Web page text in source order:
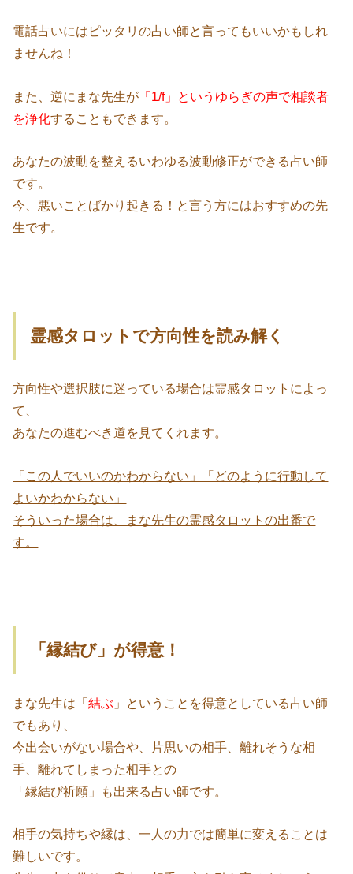
電話占いにはピッタリの占い師と言ってもいいかもしれ
ませんね！
また、逆にまな先生が 「1/f」というゆらぎの声で相談者
を浄化することもできます。
あなたの波動を整えるいわゆる波動修正ができる占い師
です。
今、悪いことばかり起きる！と言う方にはおすすめの先
生です。
霊感タロットで方向性を読み解く
方向性や選択肢に迷っている場合は霊感タロットによっ
て、
あなたの進むべき道を見てくれます。
「この人でいいのかわからない」「どのように行動して
よいかわからない」
そういった場合は、まな先生の霊感タロットの出番で
す。
「縁結び」が得意！
まな先生は「結ぶ 」ということを得意としている占い師
でもあり、
今出会いがない場合や、片思いの相手、離れそうな相
手、離れてしまった相手との
「縁結び祈願」も出来る占い師です。
相手の気持ちや縁は、一人の力では簡単に変えることは
難しいです。